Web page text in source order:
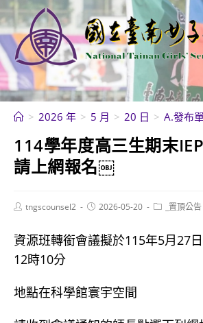
跳
轉
至
主
要
內
> 2026 年 > 5 月 > 20 日 > A.發布
114學年度高三生期末
請上網報名￼
Posttngscounsel2
Post2026-05-20
Post _置頂公告
資源班轉銜會議擬於115年5月27
12時10分
地點在科學館寰宇空間